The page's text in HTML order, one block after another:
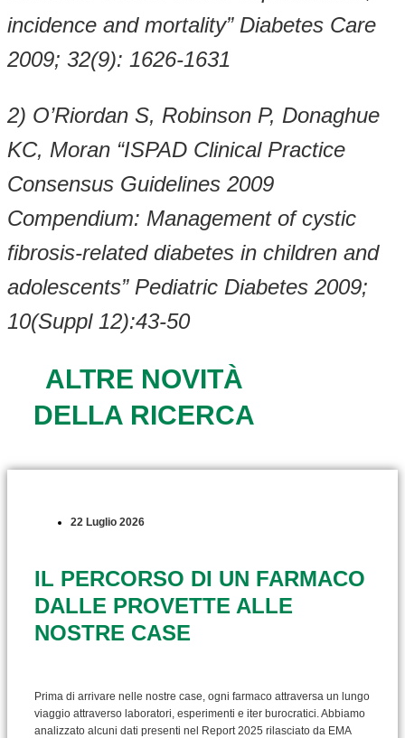
incidence and mortality” Diabetes Care
2009; 32(9): 1626-1631
2) O’Riordan S, Robinson P, Donaghue
KC, Moran “ISPAD Clinical Practice
Consensus Guidelines 2009
Compendium: Management of cystic
fibrosis-related diabetes in children and
adolescents” Pediatric Diabetes 2009;
10(Suppl 12):43-50
ALTRE NOVITÀ
DELLA RICERCA
22 Luglio 2026
IL PERCORSO DI UN FARMACO
DALLE PROVETTE ALLE
NOSTRE CASE
Prima di arrivare nelle nostre case, ogni farmaco attraversa un lungo
viaggio attraverso laboratori, esperimenti e iter burocratici. Abbiamo
analizzato alcuni dati presenti nel Report 2025 rilasciato da EMA